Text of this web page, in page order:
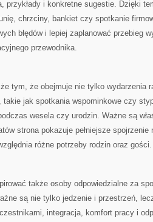
przykłady i konkretne sugestie. Dzięki
chrzciny, bankiet czy spotkanie
błędów i lepiej zaplanować przebieg
przewodnika.
tym, że obejmuje nie tylko wydarzenia
takie jak spotkania wspominkowe czy
wesela czy urodzin. Ważne są
strona pokazuje pełniejsze spojrzenie
różne potrzeby rodzin oraz gości.
także osoby odpowiedzialne za
są nie tylko jedzenie i przestrzeń,
integracja, komfort pracy i